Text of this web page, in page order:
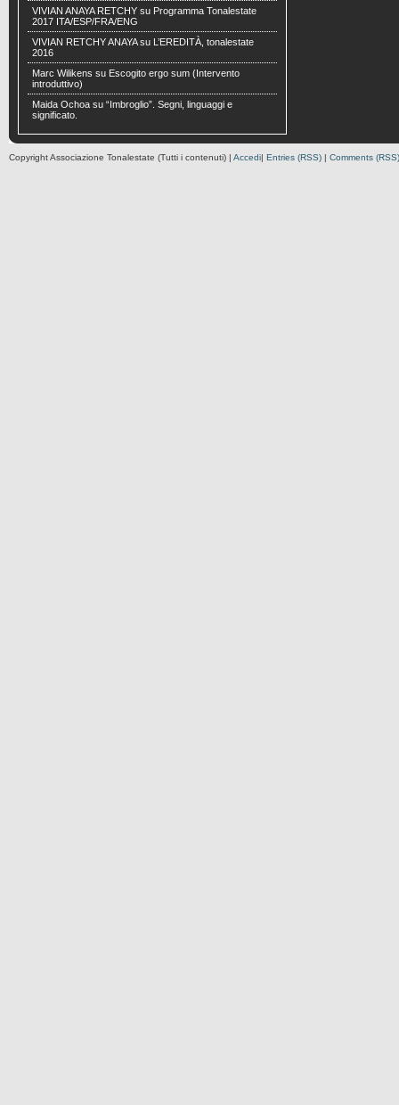
VIVIAN ANAYA RETCHY su Programma Tonalestate
2017 ITA/ESP/FRA/ENG
VIVIAN RETCHY ANAYAsu
L’EREDITÀ, tonalestate
2016
Marc Wilikens su Escogito ergo sum (Intervento
introduttivo)
Maida Ochoa su “Imbroglio”. Segni, linguaggi e
significato.
Copyright Associazione Tonalestate (Tutti i contenuti) | Accedi| Entries (RSS) | Comments (RSS)